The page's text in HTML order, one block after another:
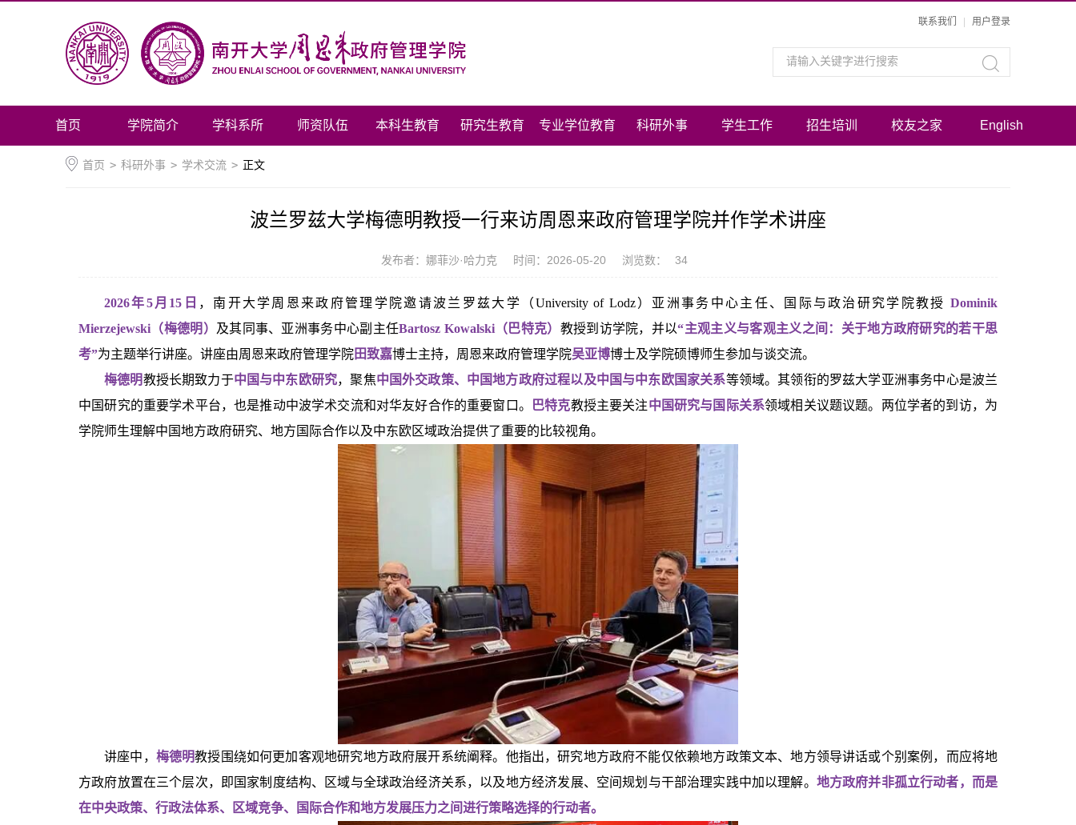
联系我们 用户登录
首页 学院简介 学科系所 师资队伍 本科生教育 研究生教育 专业学位教育 科研外事 学生工作 招生培训 校友之家 English
首页 > 科研外事 > 学术交流 > 正文
波兰罗兹大学梅德明教授一行来访周恩来政府管理学院并作学术讲座
发布者：娜菲沙·哈力克 时间：2026-05-20 浏览数： 34
2026年5月15日 ，南开大学周恩来政府管理学院邀请波兰罗兹大学（University of Lodz）亚洲事务中心主任、国际与政治研究学院教授 Dominik
Mierzejewski（梅德明） 及其同事、亚洲事务中心副主任Bartosz Kowalski（巴特克） 教授到访学院，并以“主观主义与客观主义之间：关于地方政府研究的若干思
考”为主题举行讲座。讲座由周恩来政府管理学院田致嘉博士主持，周恩来政府管理学院吴亚博博士及学院硕博师生参加与谈交流。
梅德明教授长期致力于中国与中东欧研究，聚焦中国外交政策、中国地方政府过程以及中国与中东欧国家关系等领域。其领衔的罗兹大学亚洲事务中心是波兰
中国研究的重要学术平台，也是推动中波学术交流和对华友好合作的重要窗口。
巴特克教授主要关注中国研究与国际关系领域相关议题议题。两位学者的到访，为
学院师生理解中国地方政府研究、地方国际合作以及中东欧区域政治提供了重要的比较视角。
讲座中， 梅德明教授围绕如何更加客观地研究地方政府展开系统阐释。 他指出，研究地方政府不能仅依赖地方政策文本、地方领导讲话或个别案例，而应将地
方政府放置在三个层次，即国家制度结构、区域与全球政治经济关系，以及地方经济发展、空间规划与干部治理实践中加以理解。 地方政府并非孤立行动者，而是
在中央政策、行政法体系、区域竞争、国际合作和地方发展压力之间进行策略选择的行动者。